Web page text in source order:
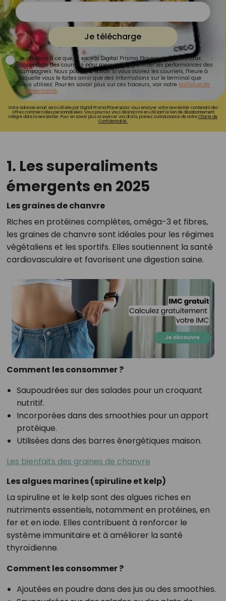
Je télécharge
Je consens à ce que la société Digital Prisma Players analyse le taux
d'ouverture des courriels pour mesurer et optimiser les performances des
campagnes. Nous pourrons savoir si vous ouvrez les courriels, l'heure à
laquelle vous le faites ainsi que des informations sur le terminal que
vous utilisez. Pour en savoir plus sur ces traceurs, voir notre politique de
confidentialité.
Votre adresse email sera utilisée par Digital Prisma Playerspour vous envoyer votre newsletter contenant des
offres commerciales personnalisées. Vous pourrez vous désinscrire en utilisant le lien de désabonnement
intégré dans la newsletter. Pour en savoir plus et exercer vos droits, prenez connaissance de notreCharte de
Confidentialité.
1. Les superaliments
émergents en 2025
Les graines de chanvre
Riches en protéines complètes, oméga-3 et fibres,
les graines de chanvre sont idéales pour les régimes
végétaliens et les sportifs. Elles soutiennent la santé
cardiovasculaire et favorisent une digestion saine.
Comment les consommer ?
Saupoudrées sur des salades pour un croquant
nutritif.
Incorporées dans des smoothies pour un apport
protéique.
Utilisées dans des barres énergétiques maison.
Les bienfaits des graines de chanvre
Les algues marines (spiruline et kelp)
La spiruline et le kelp sont des algues riches en
nutriments essentiels, notamment en protéines, en
fer et en iode. Elles contribuent à renforcer le
système immunitaire et à améliorer la santé
thyroïdienne.
Comment les consommer ?
Ajoutées en poudre dans des jus ou des smoothies.